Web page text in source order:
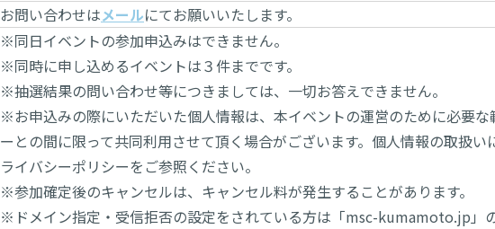
お問い合わせはメールにてお願いいたします。
※同日イベントの参加申込みはできません。
※同時に申し込めるイベントは３件までです。
※抽選結果の問い合わせ等につきましては、一切お答えできません。
※お申込みの際にいただいた個人情報は、本イベントの運営のために必要
ーとの間に限って共同利用させて頂く場合がございます。個人情報の取扱
ライバシーポリシーをご参照ください。
※参加確定後のキャンセルは、キャンセル料が発生することがあります。
※ドメイン指定・受信拒否の設定をされている方は「msc-kumamoto.jp」